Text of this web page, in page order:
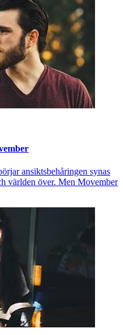
ansiktsbehåringen synas
världen över. Men Movember